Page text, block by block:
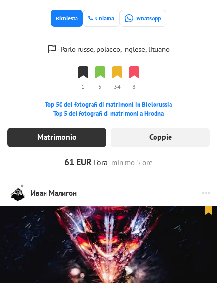
Richiesta Chiama WhatsApp
Parlo russo, polacco, inglese, lituano
1 5 34 8
Top 50 dei fotografi di matrimoni in Bielorussia
Top 5 dei fotografi di matrimoni a Hrodna
Matrimonio Coppie
61 EUR l'ora minimo 5 ore
Иван Малигон